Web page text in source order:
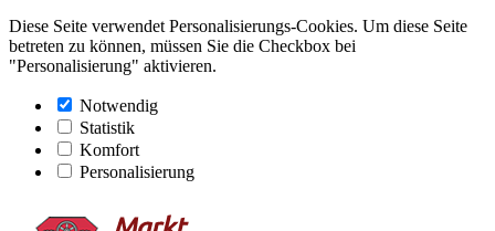
Diese Seite verwendet Personalisierungs-Cookies. Um diese Seite
betreten zu können, müssen Sie die Checkbox bei
"Personalisierung" aktivieren.
Notwendig
Statistik
Komfort
Personalisierung